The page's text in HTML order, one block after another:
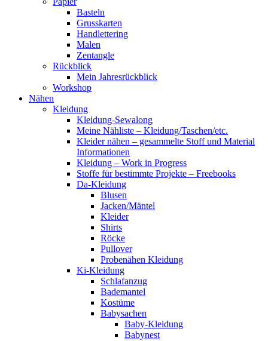
Basteln
Grusskarten
Handlettering
Malen
Zentangle
Rückblick
Mein Jahresrückblick
Workshop
Nähen
Kleidung
Kleidung-Sewalong
Meine Nähliste – Kleidung/Taschen/etc.
Kleider nähen – gesammelte Stoff und Material
Informationen
Kleidung – Work in Progress
Stoffe für bestimmte Projekte – Freebooks
Da-Kleidung
Blusen
Jacken/Mäntel
Kleider
Shirts
Röcke
Pullover
Probenähen Kleidung
Ki-Kleidung
Schlafanzug
Bademantel
Kostüme
Babysachen
Baby-Kleidung
Babynest